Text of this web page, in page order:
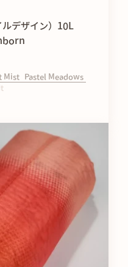
デザイン）10L
Mist
Pastel Meadows